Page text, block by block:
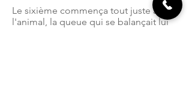
Le sixième commença tout juste à tâter
l'animal, la queue qui se balançait lui